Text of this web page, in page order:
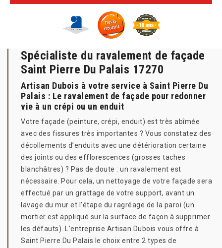
Spécialiste du ravalement de façade
Saint Pierre Du Palais 17270
Artisan Dubois à votre service à Saint Pierre Du
Palais : Le ravalement de façade pour redonner
vie à un crépi ou un enduit
Votre façade (peinture, crépi, enduit) est très abîmée
avec des fissures très importantes ? Vous constatez des
décollements d’enduits avec une détérioration certaine
des joints ou des efflorescences (grosses taches
blanchâtres) ? Pas de doute : un ravalement est
nécessaire. Pour cela, un nettoyage de votre façade sera
effectué par un grattage de votre support, avant un
lavage du mur et l’étape du ragréage de la paroi (un
mortier est appliqué sur la surface de façon à supprimer
les défauts). L’entreprise Artisan Dubois vous offre à
Saint Pierre Du Palais le choix entre 2 types de